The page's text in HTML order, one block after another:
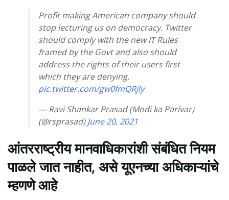
Profit making American company should
stop lecturing us on democracy. Twitter
should comply with the new IT Rules
framed by the Govt and also should
address the rights of their users first
which they are denying.
pic.twitter.com/gw0fmQRjly
— Ravi Shankar Prasad (Modi ka Parivar)
(@rsprasad)June 20, 2021
आंतरराष्ट्रीय मानवाधिकारांशी संबंधित नियम
पाळले जात नाहीत, असे यूएनच्या अधिकाऱ्यांचे
म्हणणे आहे